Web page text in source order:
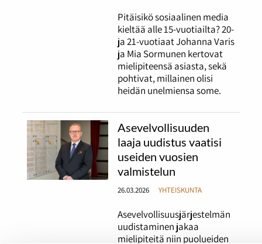
Pitäisikö sosiaalinen media
kieltää alle 15-vuotiailta? 20-
ja 21-vuotiaat Johanna Varis
ja Mia Sormunen kertovat
mielipiteensä asiasta, sekä
pohtivat, millainen olisi
heidän unelmiensa some.
Asevelvollisuuden
laaja uudistus vaatisi
useiden vuosien
valmistelun
26.03.2026 YHTEISKUNTA
Asevelvollisuusjärjestelmän
uudistaminen jakaa
mielipiteitä niin puolueiden